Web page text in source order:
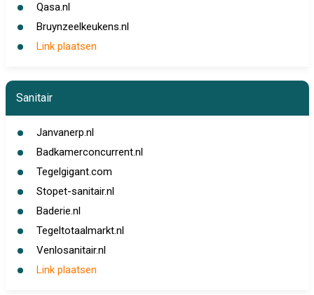
Qasa.nl
Bruynzeelkeukens.nl
Link plaatsen
Sanitair
Janvanerp.nl
Badkamerconcurrent.nl
Tegelgigant.com
Stopet-sanitair.nl
Baderie.nl
Tegeltotaalmarkt.nl
Venlosanitair.nl
Link plaatsen